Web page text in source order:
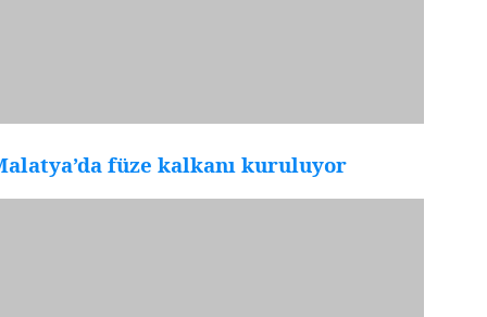
füze kalkanı kuruluyor